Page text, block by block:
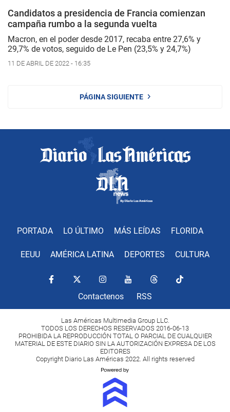
Candidatos a presidencia de Francia comienzan
campaña rumbo a la segunda vuelta
Macron, en el poder desde 2017, recaba entre 27,6% y
29,7% de votos, seguido de Le Pen (23,5% y 24,7%)
11 DE ABRIL DE 2022 - 16:35
PÁGINA SIGUIENTE
PORTADA LO ÚLTIMO MÁS LEÍDAS FLORIDA
EEUU AMÉRICA LATINA DEPORTES CULTURA
Contactenos RSS
Las Américas Multimedia Group LLC.
TODOS LOS DERECHOS RESERVADOS 2016-06-13
PROHIBIDA LA REPRODUCCIÓN TOTAL O PARCIAL DE CUALQUIER
MATERIAL DE ESTE DIARIO SIN LA AUTORIZACIÓN EXPRESA DE LOS
EDITORES
Copyright Diario Las Américas 2022. All rights reserved